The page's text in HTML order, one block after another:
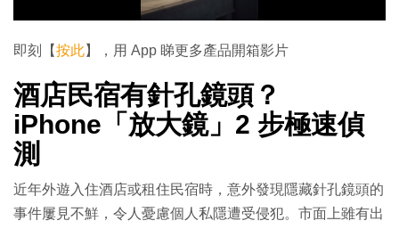
影
片
即刻【按此】，用 App 睇更多產品開箱影片
酒店民宿有針孔鏡頭？
iPhone「放大鏡」2 步極速偵
測
近年外遊入住酒店或租住民宿時，意外發現隱藏針孔鏡頭的
事件屢見不鮮，令人憂慮個人私隱遭受侵犯。市面上雖有出